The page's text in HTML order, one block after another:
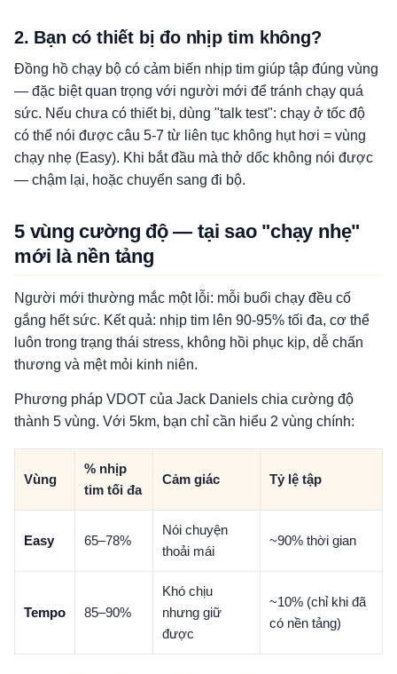
2. Bạn có thiết bị đo nhịp tim không?
Đồng hồ chạy bộ có cảm biến nhịp tim giúp tập đúng vùng
— đặc biệt quan trọng với người mới để tránh chạy quá
sức. Nếu chưa có thiết bị, dùng "talk test": chạy ở tốc độ
có thể nói được câu 5-7 từ liên tục không hụt hơi = vùng
chạy nhẹ (Easy). Khi bắt đầu mà thở dốc không nói được
— chậm lại, hoặc chuyển sang đi bộ.
5 vùng cường độ — tại sao "chạy nhẹ"
mới là nền tảng
Người mới thường mắc một lỗi: mỗi buổi chạy đều cố
gắng hết sức. Kết quả: nhịp tim lên 90-95% tối đa, cơ thể
luôn trong trạng thái stress, không hồi phục kịp, dễ chấn
thương và mệt mỏi kinh niên.
Phương pháp VDOT của Jack Daniels chia cường độ
thành 5 vùng. Với 5km, bạn chỉ cần hiểu 2 vùng chính:
Vùng
% nhịp
tim tối đa
Cảm giác Tỷ lệ tập
Easy 65–78%
Nói chuyện
thoải mái
~90% thời gian
Tempo 85–90%
Khó chịu
nhưng giữ
được
~10% (chỉ khi đã
có nền tảng)